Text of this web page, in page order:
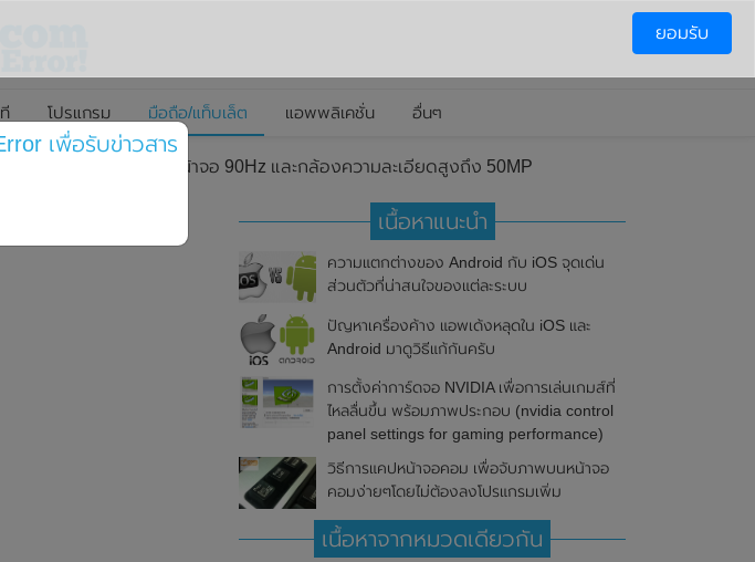
โปรแกรม มือถือ/แท็บเล็ต แอพพลิเคชั่น อื่นๆ
มชิปเซ็ต Helio G88 , หน้าจอ 90Hz และกล้องความละเอียดสูงถึง 50MP
G88 , หน้าจอ
เนื้อหาแนะนำ
ความแตกต่างของ Android กับ iOS จุดเด่น
ส่วนตัวที่น่าสนใจของแต่ละระบบ
ปัญหาเครื่องค้าง แอพเด้งหลุดใน iOS และ
Android มาดูวิธีแก้กันครับ
การตั้งค่าการ์ดจอ NVIDIA เพื่อการเล่นเกมส์ที่
ไหลลื่นขึ้น พร้อมภาพประกอบ (nvidia control
panel settings for gaming performance)
วิธีการแคปหน้าจอคอม เพื่อจับภาพบนหน้าจอ
คอมง่ายๆโดยไม่ต้องลงโปรแกรมเพิ่ม
เนื้อหาจากหมวดเดียวกัน
ยอมรับ
เพื่อรับข่าวสาร